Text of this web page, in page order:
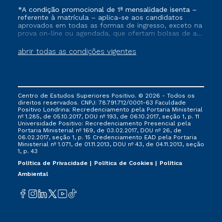
abrir todas as condições vigentes
*A condição promocional de 1ª mensalidade isenta –
referente à matrícula – aplica-se aos candidatos
aprovados em todas as formas de ingresso, exceto na
prova on-line ou agendada, que ofertam bolsas de até
vigente, que ainda não tenham efetivado e/ou não
tenham cancelado ou trancado sua matrícula em uma
via FIES, Prouni e outros programas governamentais, e
não se acumula com nenhuma outra campanha
ofertada pela Instituição.
Centro de Estudos Superiores Positivo. © 2026 - Todos os
direitos reservados. CNPJ: 78.791.712/0001-63 Faculdade
Positivo Londrina: Recredenciamento pela Portaria Ministerial
nº 1.285, de 05.10.2017, DOU nº 193, de 06.10.2017, seção 1, p. 11
Universidade Positivo: Recredenciamento Presencial ​pela
Portaria Ministerial nº 169, de 03.02.2017, DOU nº 26, de
06.02.2017, seção 1, p. 15 Credenciamento EAD pela Portaria
Ministerial nº 1.071, de 01.11.2013, DOU nº 43, de 04.11.2013, seção
1, p. 43
Política de Privacidade
Política de Cookies
Política
Ambiental